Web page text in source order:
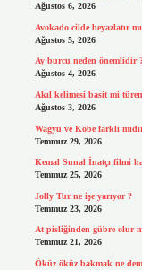
Ağustos 6, 2026
Avokado cilde beyazlatır
Ağustos 5, 2026
Ay burcu neden önemlidir
Ağustos 4, 2026
Akıl kelimesi basit mi
Ağustos 3, 2026
Wagyu ve Kobe farklı
Temmuz 29, 2026
Kemal Sunal İnatçı filmi
Temmuz 25, 2026
Jolly Tur ne işe yarıyor ?
Temmuz 23, 2026
At pisliğinden gübre olur
Temmuz 21, 2026
Öküz öküz bakmak ne